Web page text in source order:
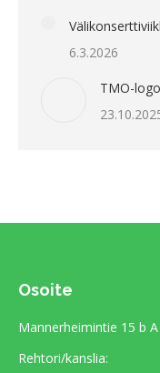
6.3.2026
TMO-
Osoite
Mannerheimintie 15 b
Rehtori/kanslia: